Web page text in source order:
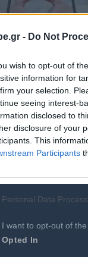
- Do Not
wish to opt-out of
information for
your selection.
seeing interest-
disclosed to
disclosure of your
This
Participants
Personal Data
I want to opt-out of
Opted In
τον